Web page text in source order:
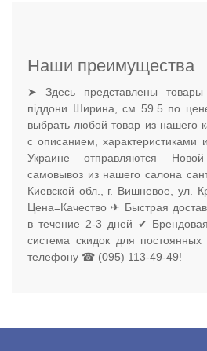
Наши преимущества
➤ Здесь представлены
піддони Ширина, см 59.5 по
выбрать любой товар из нашего
с описанием, характеристиками
Украине отправляются
самовывоз из нашего салона
Киевской обл., г. Вишневое, ул.
Цена=Качество ✈ Быстрая
в течение 2-3 дней ✔
система скидок для
телефону ☎ (095) 113-49-49!